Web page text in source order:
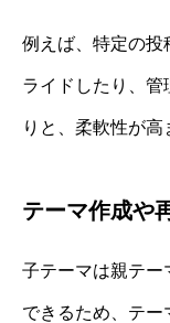
例えば、特定の投
ライドしたり、管
りと、柔軟性が高
テーマ作成や
子テーマは親テー
できるため、テ